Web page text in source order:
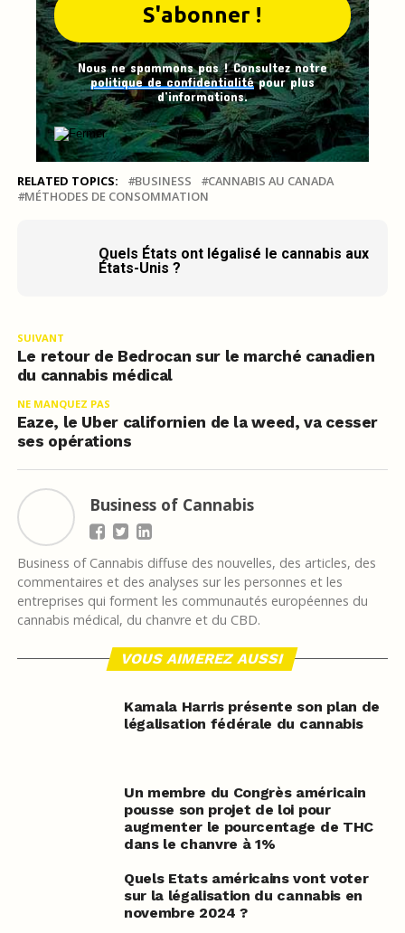
Nous ne spammons pas ! Consultez notre
politique de confidentialitépour plus
d’informations.
RELATED TOPICS: BUSINESS
CANNABIS AU CANADA
MÉTHODES DE CONSOMMATION
Quels États ont légalisé le cannabis aux
États-Unis ?
SUIVANT
Le retour de Bedrocan sur le marché canadien
du cannabis médical
NE MANQUEZ PAS
Eaze, le Uber californien de la weed, va cesser
ses opérations
Business of Cannabis
Business of Cannabis diffuse des nouvelles, des articles, des
commentaires et des analyses sur les personnes et les
entreprises qui forment les communautés européennes du
cannabis médical, du chanvre et du CBD.
VOUS AIMEREZ AUSSI
Kamala Harris présente son plan de
légalisation fédérale du cannabis
Un membre du Congrès américain
pousse son projet de loi pour
augmenter le pourcentage de THC
dans le chanvre à 1%
Quels Etats américains vont voter
sur la légalisation du cannabis en
novembre 2024 ?